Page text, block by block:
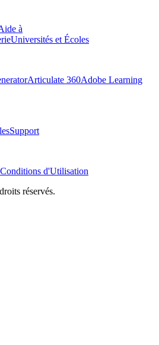
à
Universités et Écoles
Articulate 360Adobe Learning
Support
Conditions d'Utilisation
réservés.